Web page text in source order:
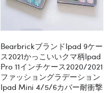
Bearbrickブランドipad 9ケー
ス2021かっこいいクマ柄ipad
Pro 11インチケース2020/2021
ファッショングラデーション
Ipad Mini 4/5/6カバー耐衝撃